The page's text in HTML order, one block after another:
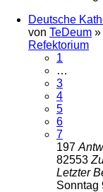
Deutsche
von TeDeum »
Refektorium
1
…
3
4
5
6
7
197
82553
Letzter
Sonntag